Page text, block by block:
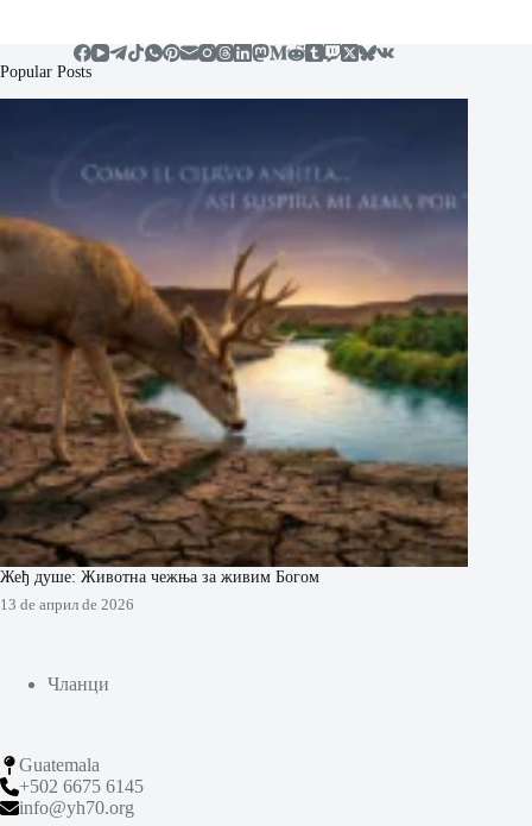
Popular Posts
Жеђ душе: Животна чежња за живим Богом
13 de април de 2026
Чланци
Guatemala
+502 6675 6145
info@yh70.org